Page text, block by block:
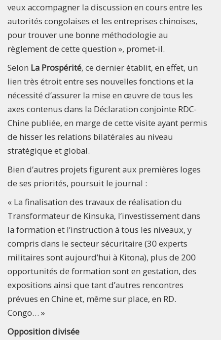
veux accompagner la discussion en cours entre les
autorités congolaises et les entreprises chinoises,
pour trouver une bonne méthodologie au
règlement de cette question », promet-il.
Selon La Prospérité, ce dernier établit, en effet, un
lien très étroit entre ses nouvelles fonctions et la
nécessité d’assurer la mise en œuvre de tous les
axes contenus dans la Déclaration conjointe RDC-
Chine publiée, en marge de cette visite ayant permis
de hisser les relations bilatérales au niveau
stratégique et global.
Bien d’autres projets figurent aux premières loges
de ses priorités, poursuit le journal :
« La finalisation des travaux de réalisation du
Transformateur de Kinsuka, l’investissement dans
la formation et l’instruction à tous les niveaux, y
compris dans le secteur sécuritaire (30 experts
militaires sont aujourd’hui à Kitona), plus de 200
opportunités de formation sont en gestation, des
expositions ainsi que tant d’autres rencontres
prévues en Chine et, même sur place, en RD.
Congo… »
Opposition divisée